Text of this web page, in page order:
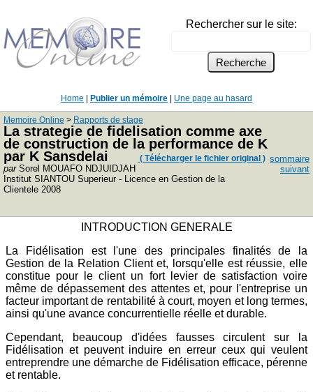
Rechercher sur le site:
Home Publier un mémoire Une page au hasard
Memoire Online > Rapports de stage
La strategie de fidelisation comme axe
de construction de la performance de K
par K Sansdelai
( Télécharger le fichier original )
parSorel MOUAFO NDJUIDJAH
Institut SIANTOU Superieur - Licence en Gestion de la
Clientele 2008
sommaire
suivant
INTRODUCTION GENERALE
La Fidélisation est l'une des principales finalités de la
Gestion de la Relation Client et, lorsqu'elle est réussie, elle
constitue pour le client un fort levier de satisfaction voire
même de dépassement des attentes et, pour l'entreprise un
facteur important de rentabilité à court, moyen et long termes,
ainsi qu'une avance concurrentielle réelle et durable.
Cependant, beaucoup d'idées fausses circulent sur la
Fidélisation et peuvent induire en erreur ceux qui veulent
entreprendre une démarche de Fidélisation efficace, pérenne
et rentable.